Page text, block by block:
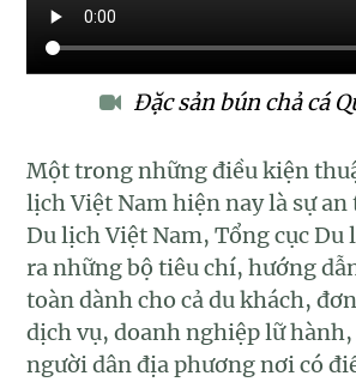
Đặc sản bún chả cá
Một trong những điều kiện
lịch Việt Nam hiện nay là sự
Du lịch Việt Nam, Tổng cục Du
ra những bộ tiêu chí, hướng
toàn dành cho cả du khách,
dịch vụ, doanh nghiệp lữ hành,
người dân địa phương nơi có